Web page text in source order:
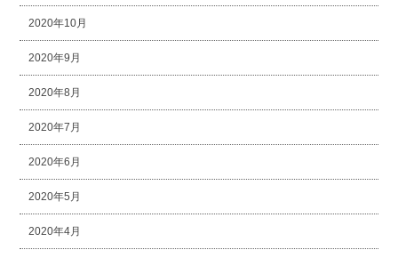
2020年10月
2020年9月
2020年8月
2020年7月
2020年6月
2020年5月
2020年4月